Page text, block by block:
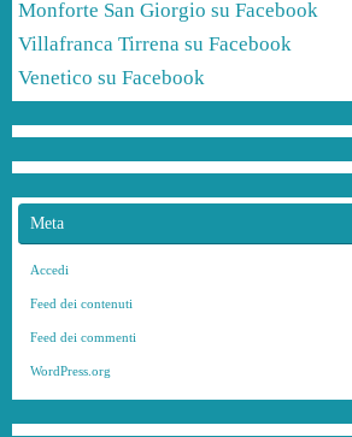
Monforte San Giorgio su Facebook
Villafranca Tirrena su Facebook
Venetico su Facebook
Meta
Accedi
Feed dei contenuti
Feed dei commenti
WordPress.org